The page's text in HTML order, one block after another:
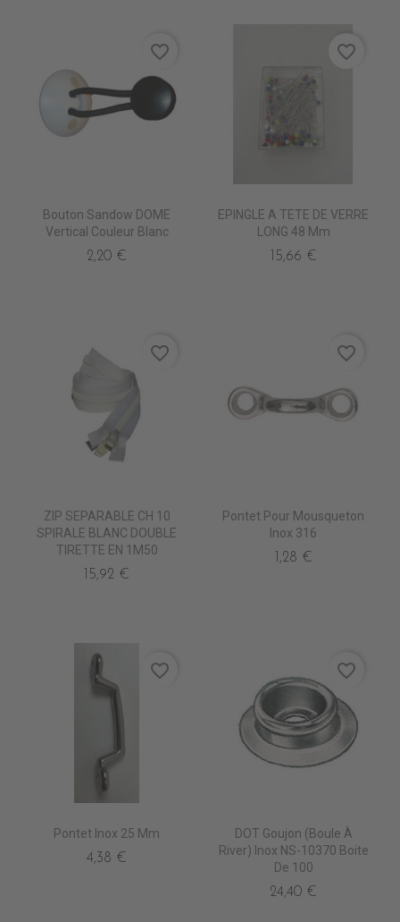
Bouton Sandow DOME
Vertical Couleur Blanc
2,20 €
favorite_border
EPINGLE A TETE DE VERRE
LONG 48 Mm
15,66 €
favorite_border
ZIP SEPARABLE CH 10
SPIRALE BLANC DOUBLE
TIRETTE EN 1M50
15,92 €
favorite_border
Pontet Pour Mousqueton
Inox 316
1,28 €
favorite_border
Pontet Inox 25 Mm
4,38 €
favorite_border
DOT Goujon (Boule À
River) Inox NS-10370 Boite
De 100
24,40 €
favorite_border